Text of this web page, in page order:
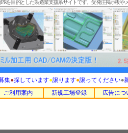
を目的とした製造業支援系サイトです。受発注掲示板
集●探しています●譲ります●譲ってください●
ご利用案内 新規工場登録 広告につ